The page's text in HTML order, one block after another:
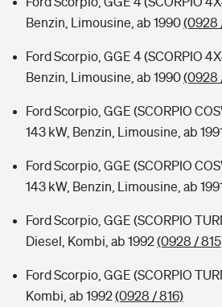
Benzin, Limousine, ab 1990(0928
Ford Scorpio, GGE 4 (SCORPIO
Benzin, Limousine, ab 1990(0928
Ford Scorpio, GGE (SCORPIO
143 kW, Benzin, Limousine, ab
Ford Scorpio, GGE (SCORPIO
143 kW, Benzin, Limousine, ab
Ford Scorpio, GGE (SCORPIO
Diesel, Kombi, ab 1992(0928 /
Ford Scorpio, GGE (SCORPIO
Kombi, ab 1992(0928 / 816)